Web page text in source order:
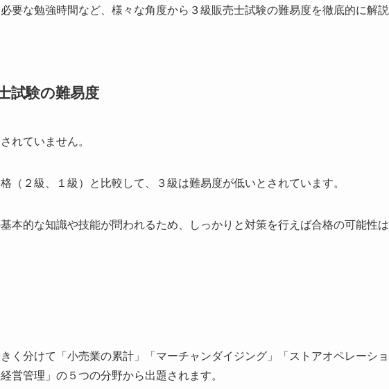
要な勉強時間など、様々な角度から３級販売士試験の難易度を徹底的に解説
試験の難易度
れていません。
（２級、１級）と比較して、３級は難易度が低いとされています。
本的な知識や技能が問われるため、しっかりと対策を行えば合格の可能性は
く分けて「小売業の累計」「マーチャンダイジング」「ストアオペレーショ
営管理」の５つの分野から出題されます。